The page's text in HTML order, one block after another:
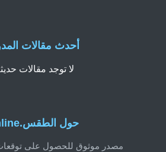
حول الطقس.online
مصدر موثوق للحصول على
أحدث مقالات
لا توجد مقالات